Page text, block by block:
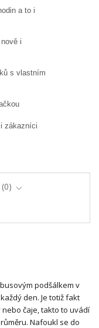
a to i
i
s vlastním
zákazníci
0
podšálkem v
den. Je totiž fakt
čaje, takto to uvádí
Nafoukl se do